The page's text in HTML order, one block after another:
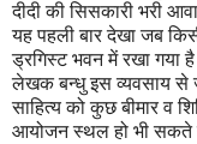
दीदी की सिसकारी भरी
यह पहली बार देखा जब
ड्रगिस्ट भवन में रखा गया
लेखक बन्धु इस व्यवसाय से
साहित्य को कुछ बीमार व
आयोजन स्थल हो भी सकते